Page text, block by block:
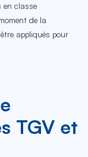
en classe
de la
appliqués pour
TGV et